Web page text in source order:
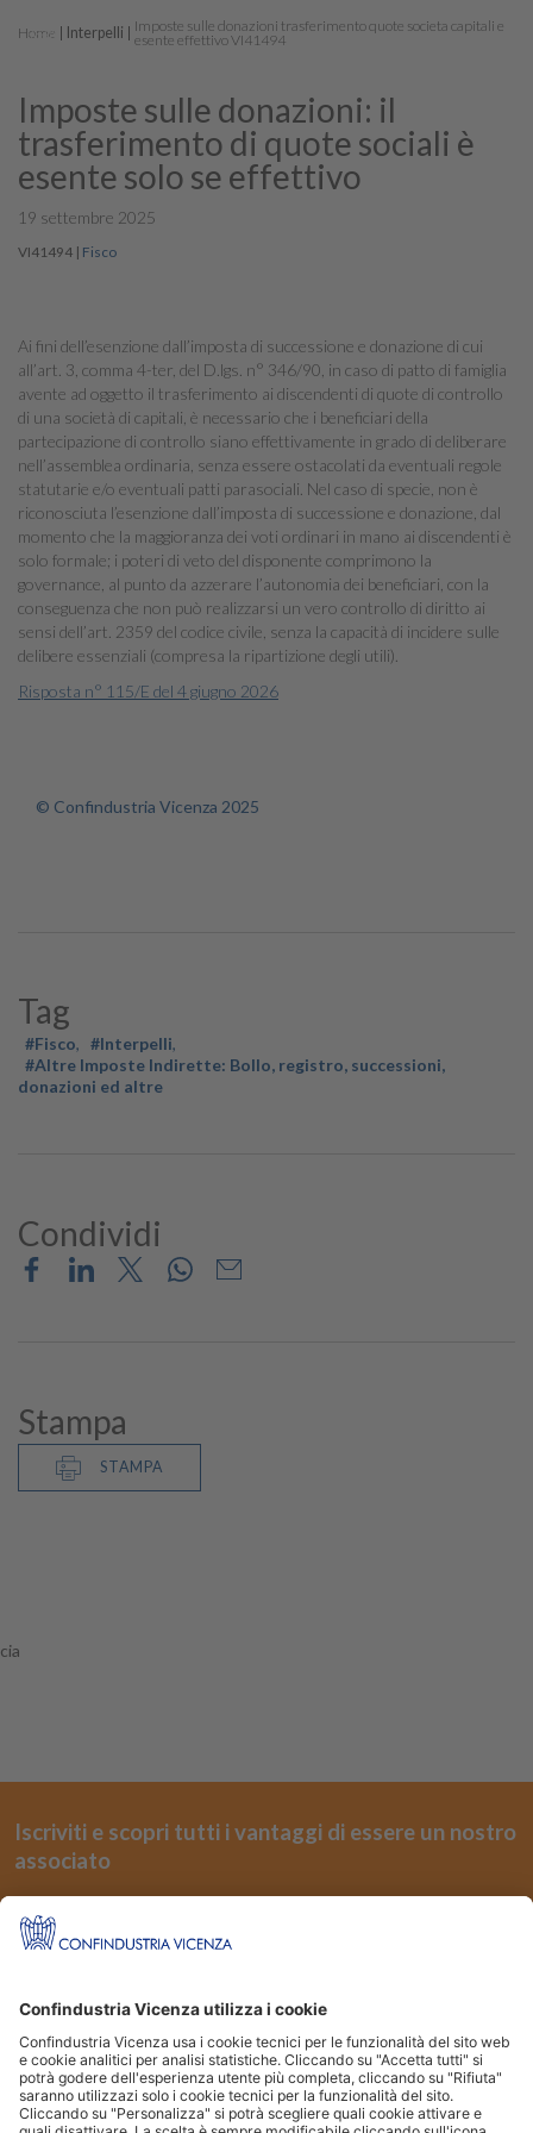
Home Interpelli
Imposte sulle donazioni trasferimento quote societa capitali e
esente effettivo VI41494
Imposte sulle donazioni: il
trasferimento di quote sociali è
esente solo se effettivo
19 settembre 2025
VI41494 | Fisco
Ai fini dell’esenzione dall’imposta di successione e donazione di cui
all’art. 3, comma 4-ter, del D.lgs. n° 346/90, in caso di patto di famiglia
avente ad oggetto il trasferimento ai discendenti di quote di controllo
di una società di capitali, è necessario che i beneficiari della
partecipazione di controllo siano effettivamente in grado di deliberare
nell’assemblea ordinaria, senza essere ostacolati da eventuali regole
statutarie e/o eventuali patti parasociali. Nel caso di specie, non è
riconosciuta l’esenzione dall’imposta di successione e donazione, dal
momento che la maggioranza dei voti ordinari in mano ai discendenti è
solo formale; i poteri di veto del disponente comprimono la
governance, al punto da azzerare l’autonomia dei beneficiari, con la
conseguenza che non può realizzarsi un vero controllo di diritto ai
sensi dell’art. 2359 del codice civile, senza la capacità di incidere sulle
delibere essenziali (compresa la ripartizione degli utili).
Risposta n° 115/E del 4 giugno 2026
© Confindustria Vicenza 2025
Tag
#Fisco
#Interpelli
#Altre Imposte Indirette: Bollo, registro, successioni,
donazioni ed altre
Condividi
Stampa
STAMPA
cia
Iscriviti e scopri tutti i vantaggi di essere un nostro
associato
Seguici su
Siti Partner:
Niuko
Energindustria